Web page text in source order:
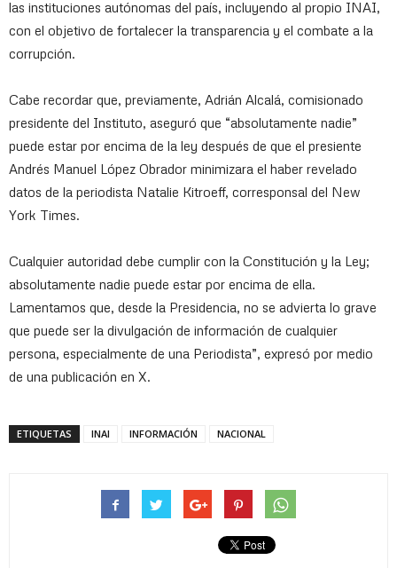
las instituciones autónomas del país, incluyendo al propio INAI,
con el objetivo de fortalecer la transparencia y el combate a la
corrupción.
Cabe recordar que, previamente, Adrián Alcalá, comisionado
presidente del Instituto, aseguró que “absolutamente nadie”
puede estar por encima de la ley después de que el presiente
Andrés Manuel López Obrador minimizara el haber revelado
datos de la periodista Natalie Kitroeff, corresponsal del New
York Times.
Cualquier autoridad debe cumplir con la Constitución y la Ley;
absolutamente nadie puede estar por encima de ella.
Lamentamos que, desde la Presidencia, no se advierta lo grave
que puede ser la divulgación de información de cualquier
persona, especialmente de una Periodista”, expresó por medio
de una publicación en X.
ETIQUETAS INAI INFORMACIÓN NACIONAL